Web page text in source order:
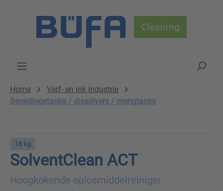
Home
Verf- en ink industrie
Bereidingstanks / dissolvers / mengtanks
18 kg
SolventClean ACT
Hoogkokende oplosmiddelreiniger